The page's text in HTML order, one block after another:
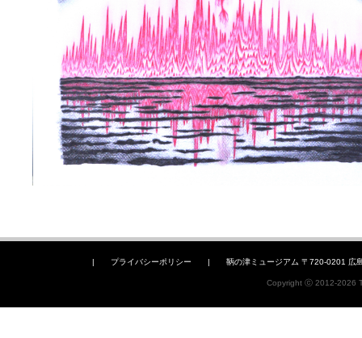
| プライバシーポリシー | 鞆の津ミュージアム 〒720-0201 広
Copyright ⓒ 2012-2026